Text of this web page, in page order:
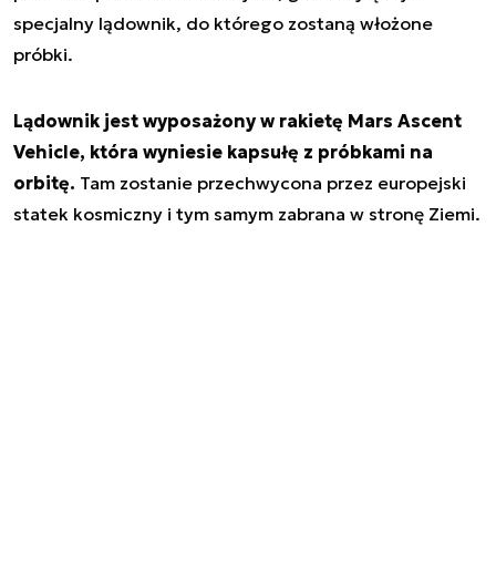
specjalny lądownik, do którego zostaną włożone
próbki.
Lądownik jest wyposażony w rakietę Mars Ascent
Vehicle, która wyniesie kapsułę z próbkami na
orbitę. Tam zostanie przechwycona przez europejski
statek kosmiczny i tym samym zabrana w stronę Ziemi.